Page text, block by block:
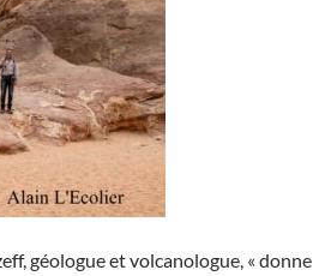
géologue et volcanologue, « donne